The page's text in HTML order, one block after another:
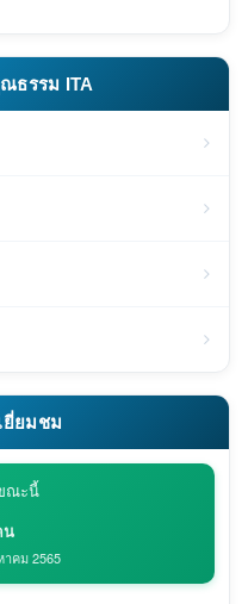
ธรรม ITA
ยี่ยมชม
ณะนี้
น
าคม 2565